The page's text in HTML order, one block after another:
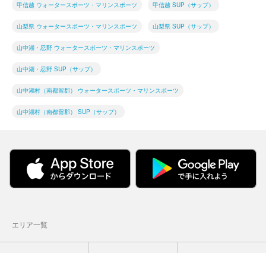
甲信越 ウォータースポーツ・マリンスポーツ 甲信越 SUP（サップ）
山梨県 ウォータースポーツ・マリンスポーツ 山梨県 SUP（サップ）
山中湖・忍野 ウォータースポーツ・マリンスポーツ
山中湖・忍野 SUP（サップ）
山中湖村（南都留郡） ウォータースポーツ・マリンスポーツ
山中湖村（南都留郡） SUP（サップ）
エリア一覧